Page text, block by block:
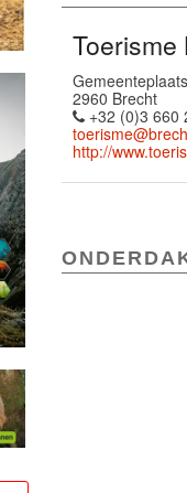
Toerisme
2960 Brecht
+32 (0)3 660
http://